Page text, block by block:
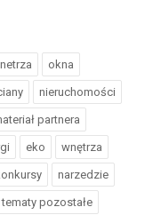
okna
nieruchomości
partnera
eko wnętrza
narzedzie
pozostałe